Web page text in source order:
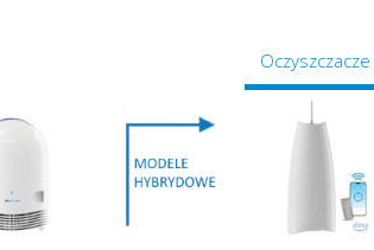
Oczyszczacze